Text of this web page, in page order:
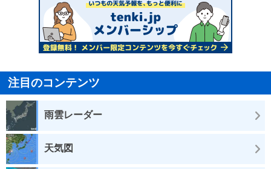
注目のコンテンツ
雨雲レーダー
天気図